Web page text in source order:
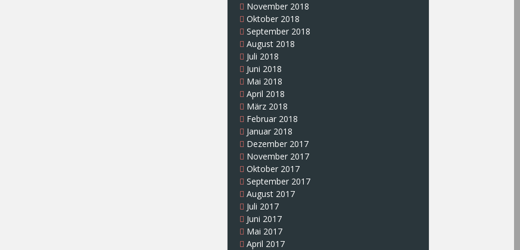
November 2018
Oktober 2018
September 2018
August 2018
Juli 2018
Juni 2018
Mai 2018
April 2018
März 2018
Februar 2018
Januar 2018
Dezember 2017
November 2017
Oktober 2017
September 2017
August 2017
Juli 2017
Juni 2017
Mai 2017
April 2017